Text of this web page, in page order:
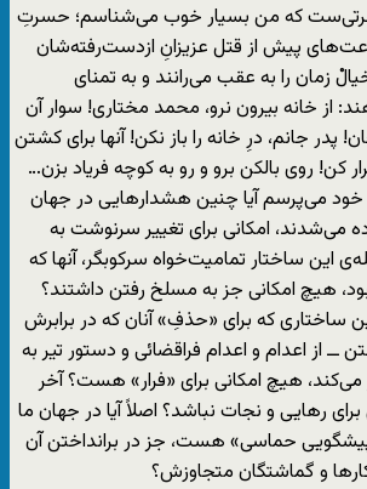
که من بسیار خوب می‌شناسم؛ حسرتِ
پیش از قتل عزیزانِ ازدست‌رفته‌شان
زمان را به عقب می‌رانند و به تمنای
از خانه بیرون نرو، محمد مختاری! سوار آن
پدر جانم، درِ خانه را باز نکن! آنها برای کشتن
کن! روی بالکن برو و رو به کوچه فریاد بزن…
خود می‌پرسم آیا چنین هشدارهایی در جهان
می‌شدند، امکانی برای تغییر سرنوشت به
این ساختار تمامیت‌خواه سرکوبگر، آنها که
هیچ امکانی جز به مسلخ رفتن داشتند؟
ساختاری که برای «حذفِ» آنان که در برابرش
ــ از اعدام و اعدام فراقضائی و دستور تیر به
می‌کند، هیچ امکانی برای «فرار» هست؟ آخر
برای رهایی و نجات نباشد؟ اصلاً آیا در جهان ما
حماسی» هست، جز در برانداختن آن
و گماشتگان متجاوزش؟